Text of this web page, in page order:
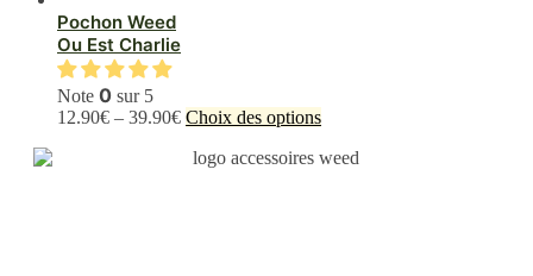
du
options
peuvent
choisies
Pochon Weed
Ou Est Charlie
Note 0 sur 5
12.90€ – 39.90€ Choix des optionsCe
a